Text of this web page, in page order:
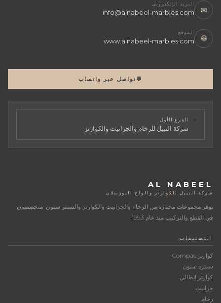
✉
البريد الإلكتروني
info@alnabeel-marbles.com
🌐
الموقع
www.alnabeel-marbles.com
💬 تواصل عبر واتساب
الفرع الأول
شركة النبيل للرخام والجرانيت والكوارتز
AL NABEEL
شركة النبيل للكوارتز والواح البورسلان
نوفر مجموعات مختارة من الرخام والجرانيت والكوارتز والسنتر ستون. متخصصون
في القطع والتركيب منذ عام 1993.
التصنيفات
كوارتز Compac
سنترد ستون
كوارتز ايطالي
جرانيت
رخام